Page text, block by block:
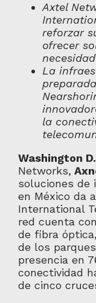
Axtel
reforzar
ofrecer
La
la
Washington
Networks,
soluciones
en México da
International
red cuenta
de fibra
de los
presencia en
conectividad
de cinco